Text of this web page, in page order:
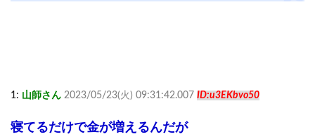
1: 山師さん 2023/05/23(火) 09:31:42.007 ID:u3EKbvo50
寝てるだけで金が増えるんだが